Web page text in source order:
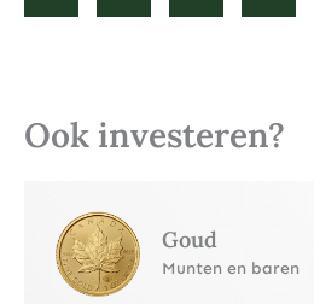
Ook investeren?
Goud
Munten en baren